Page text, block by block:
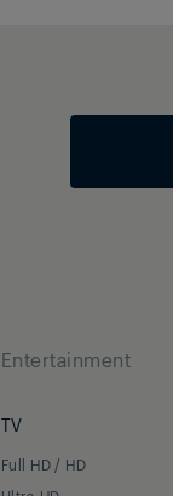
Entertainment
TV
Full HD / HD